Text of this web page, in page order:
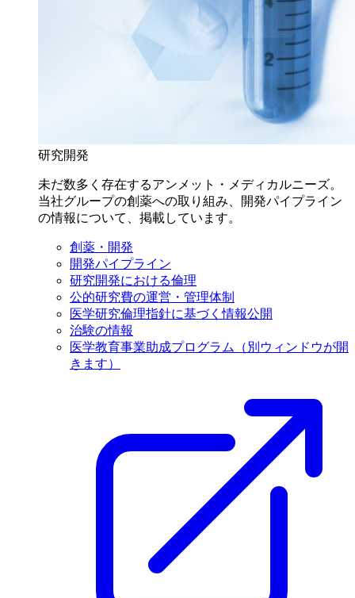
研究開発
未だ数多く存在するアンメット・メディカルニーズ。
当社グループの創薬への取り組み、開発パイプライン
の情報について、掲載しています。
創薬・開発
開発パイプライン
研究開発における倫理
公的研究費の運営・管理体制
医学研究倫理指針に基づく情報公開
治験の情報
医学教育事業助成プログラム
（別ウィンドウが開
きます）